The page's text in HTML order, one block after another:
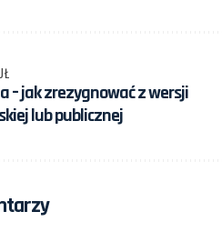
– jak zrezygnować z wersji
lub publicznej